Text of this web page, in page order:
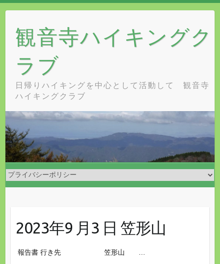
content観音寺ハイキングク
ラブ
日帰りハイキングを中心として活動して 観音寺
ハイキングクラブ
2023年9 月3 日 笠形山
報告書 行き先 笠形山 …